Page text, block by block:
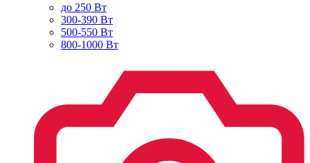
до 250 Вт
300-390 Вт
500-550 Вт
800-1000 Вт